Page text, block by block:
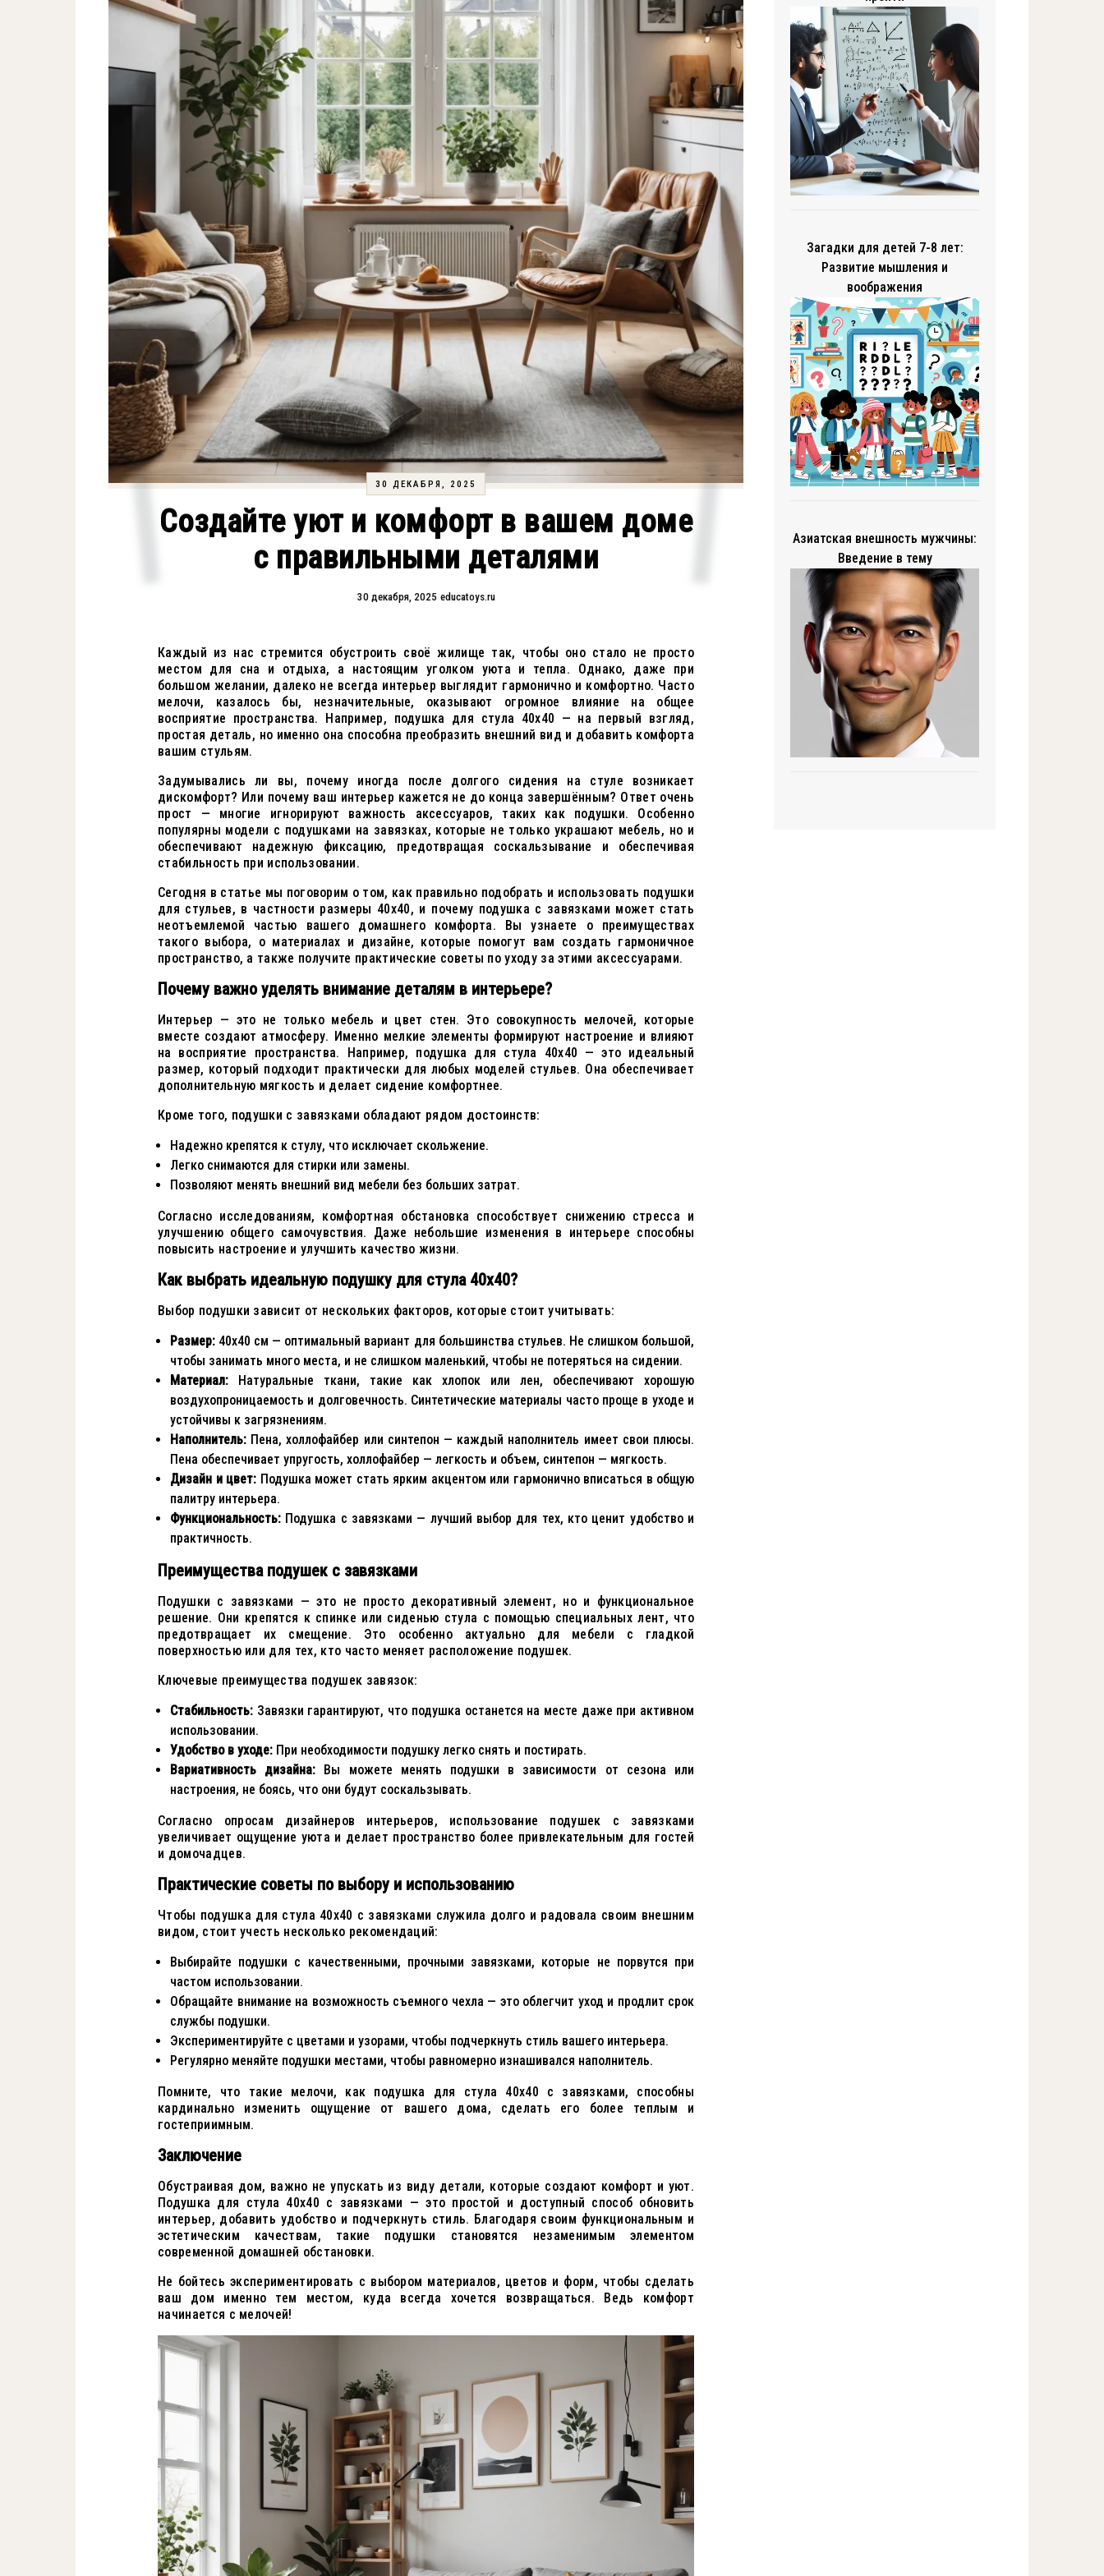
30 ДЕКАБРЯ, 2025
Создайте уют и комфорт в вашем доме
с правильными деталями
30 декабря, 2025 educatoys.ru
Каждый из нас стремится обустроить своё жилище так, чтобы оно стало не просто
местом для сна и отдыха, а настоящим уголком уюта и тепла. Однако, даже при
большом желании, далеко не всегда интерьер выглядит гармонично и комфортно. Часто
мелочи, казалось бы, незначительные, оказывают огромное влияние на общее
восприятие пространства. Например, подушка для стула 40x40 — на первый взгляд,
простая деталь, но именно она способна преобразить внешний вид и добавить комфорта
вашим стульям.
Задумывались ли вы, почему иногда после долгого сидения на стуле возникает
дискомфорт? Или почему ваш интерьер кажется не до конца завершённым? Ответ очень
прост — многие игнорируют важность аксессуаров, таких как подушки. Особенно
популярны модели с подушками на завязках, которые не только украшают мебель, но и
обеспечивают надежную фиксацию, предотвращая соскальзывание и обеспечивая
стабильность при использовании.
Сегодня в статье мы поговорим о том, как правильно подобрать и использовать подушки
для стульев, в частности размеры 40x40, и почему подушка с завязками может стать
неотъемлемой частью вашего домашнего комфорта. Вы узнаете о преимуществах
такого выбора, о материалах и дизайне, которые помогут вам создать гармоничное
пространство, а также получите практические советы по уходу за этими аксессуарами.
Почему важно уделять внимание деталям в интерьере?
Интерьер — это не только мебель и цвет стен. Это совокупность мелочей, которые
вместе создают атмосферу. Именно мелкие элементы формируют настроение и влияют
на восприятие пространства. Например, подушка для стула 40x40 — это идеальный
размер, который подходит практически для любых моделей стульев. Она обеспечивает
дополнительную мягкость и делает сидение комфортнее.
Кроме того, подушки с завязками обладают рядом достоинств:
Надежно крепятся к стулу, что исключает скольжение.
Легко снимаются для стирки или замены.
Позволяют менять внешний вид мебели без больших затрат.
Согласно исследованиям, комфортная обстановка способствует снижению стресса и
улучшению общего самочувствия. Даже небольшие изменения в интерьере способны
повысить настроение и улучшить качество жизни.
Как выбрать идеальную подушку для стула 40x40?
Выбор подушки зависит от нескольких факторов, которые стоит учитывать:
Размер: 40x40 см — оптимальный вариант для большинства стульев. Не слишком большой,
чтобы занимать много места, и не слишком маленький, чтобы не потеряться на сидении.
Материал: Натуральные ткани, такие как хлопок или лен, обеспечивают хорошую
воздухопроницаемость и долговечность. Синтетические материалы часто проще в уходе и
устойчивы к загрязнениям.
Наполнитель: Пена, холлофайбер или синтепон — каждый наполнитель имеет свои плюсы.
Пена обеспечивает упругость, холлофайбер — легкость и объем, синтепон — мягкость.
Дизайн и цвет: Подушка может стать ярким акцентом или гармонично вписаться в общую
палитру интерьера.
Функциональность: Подушка с завязками — лучший выбор для тех, кто ценит удобство и
практичность.
Преимущества подушек с завязками
Подушки с завязками — это не просто декоративный элемент, но и функциональное
решение. Они крепятся к спинке или сиденью стула с помощью специальных лент, что
предотвращает их смещение. Это особенно актуально для мебели с гладкой
поверхностью или для тех, кто часто меняет расположение подушек.
Ключевые преимущества подушек завязок:
Стабильность: Завязки гарантируют, что подушка останется на месте даже при активном
использовании.
Удобство в уходе: При необходимости подушку легко снять и постирать.
Вариативность дизайна: Вы можете менять подушки в зависимости от сезона или
настроения, не боясь, что они будут соскальзывать.
Согласно опросам дизайнеров интерьеров, использование подушек с завязками
увеличивает ощущение уюта и делает пространство более привлекательным для гостей
и домочадцев.
Практические советы по выбору и использованию
Чтобы подушка для стула 40x40 с завязками служила долго и радовала своим внешним
видом, стоит учесть несколько рекомендаций:
Выбирайте подушки с качественными, прочными завязками, которые не порвутся при
частом использовании.
Обращайте внимание на возможность съемного чехла — это облегчит уход и продлит срок
службы подушки.
Экспериментируйте с цветами и узорами, чтобы подчеркнуть стиль вашего интерьера.
Регулярно меняйте подушки местами, чтобы равномерно изнашивался наполнитель.
Помните, что такие мелочи, как подушка для стула 40x40 с завязками, способны
кардинально изменить ощущение от вашего дома, сделать его более теплым и
гостеприимным.
Заключение
Обустраивая дом, важно не упускать из виду детали, которые создают комфорт и уют.
Подушка для стула 40x40 с завязками — это простой и доступный способ обновить
интерьер, добавить удобство и подчеркнуть стиль. Благодаря своим функциональным и
эстетическим качествам, такие подушки становятся незаменимым элементом
современной домашней обстановки.
Не бойтесь экспериментировать с выбором материалов, цветов и форм, чтобы сделать
ваш дом именно тем местом, куда всегда хочется возвращаться. Ведь комфорт
начинается с мелочей!
Загадки для детей 7-8 лет:
Развитие мышления и
воображения
Азиатская внешность мужчины:
Введение в тему